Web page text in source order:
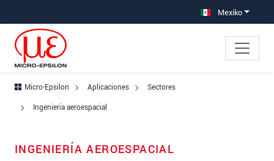
Saltar directamente a la navegación principal Mexiko
Micro-Epsilon Aplicaciones
Sectores
Ingeniería aeroespacial
INGENIERÍA AEROESPACIAL